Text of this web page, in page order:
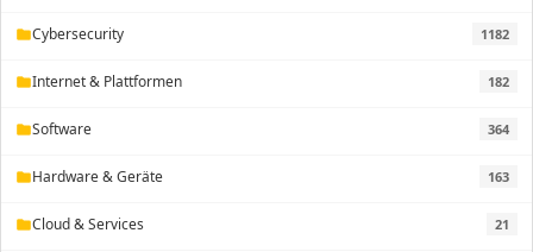
folderCybersecurity 1182
folderInternet & Plattformen 182
folderSoftware 364
folderHardware & Geräte 163
folderCloud & Services 21